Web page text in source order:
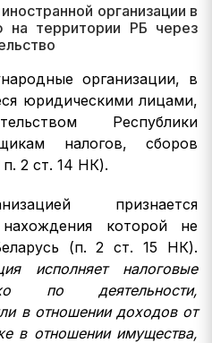
организации в
на территории РБ через
организации, в
юридическими лицами,
Республики
налогов, сборов
2 ст. 14 НК).
признается
которой не
(п. 2 ст. 15 НК).
исполняет налоговые
по деятельности,
в отношении доходов от
в отношении имущества,